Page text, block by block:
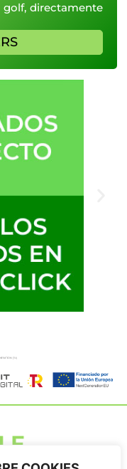
directamente